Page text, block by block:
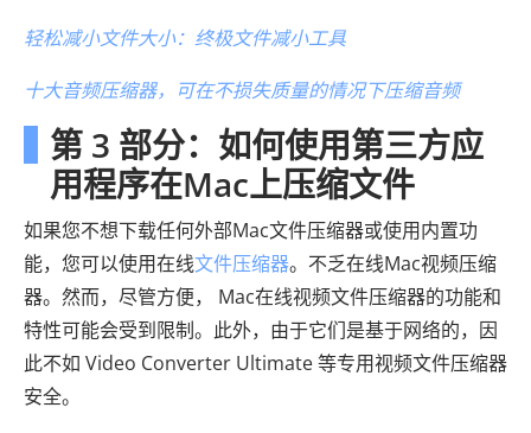
轻松减小文件大小：终极文件减小工具
十大音频压缩器，可在不损失质量的情况下压缩音频
第 3 部分：如何使用第三方应
用程序在Mac上压缩文件
如果您不想下载任何外部Mac文件压缩器或使用内置功
能，您可以使用在线文件压缩器。不乏在线Mac视频压缩
器。然而，尽管方便， Mac在线视频文件压缩器的功能和
特性可能会受到限制。此外，由于它们是基于网络的，因
此不如 Video Converter Ultimate 等专用视频文件压缩器
安全。